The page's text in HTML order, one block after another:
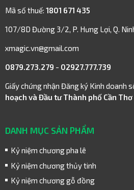
Mã số thuế: 1801 671 435
107/8D Đường 3/2, P. Hưng Lợi, Q.
xmagic.vn@gmail.com
0879.273.279 - 02927.777.739
Giấy chứng nhận Đăng ký Kinh doanh
hoạch và Đầu tư Thành phố Cần Thơ
DANH MỤC SẢN PHẨM
Kỷ niệm chương pha lê
Kỷ niệm chương thủy tinh
Kỷ niệm chương gỗ đồng